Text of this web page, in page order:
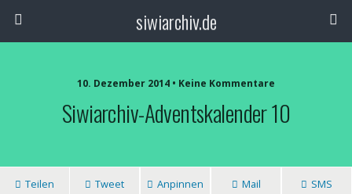
siwiarchiv.de
10. Dezember 2014 • Keine Kommentare
Siwiarchiv-Adventskalender 10
Teilen Tweet Anpinnen Mail SMS